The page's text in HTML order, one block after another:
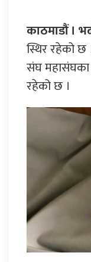
काठमाडौं ।
स्थिर रहेको
संघ महासंघका
रहेको छ ।